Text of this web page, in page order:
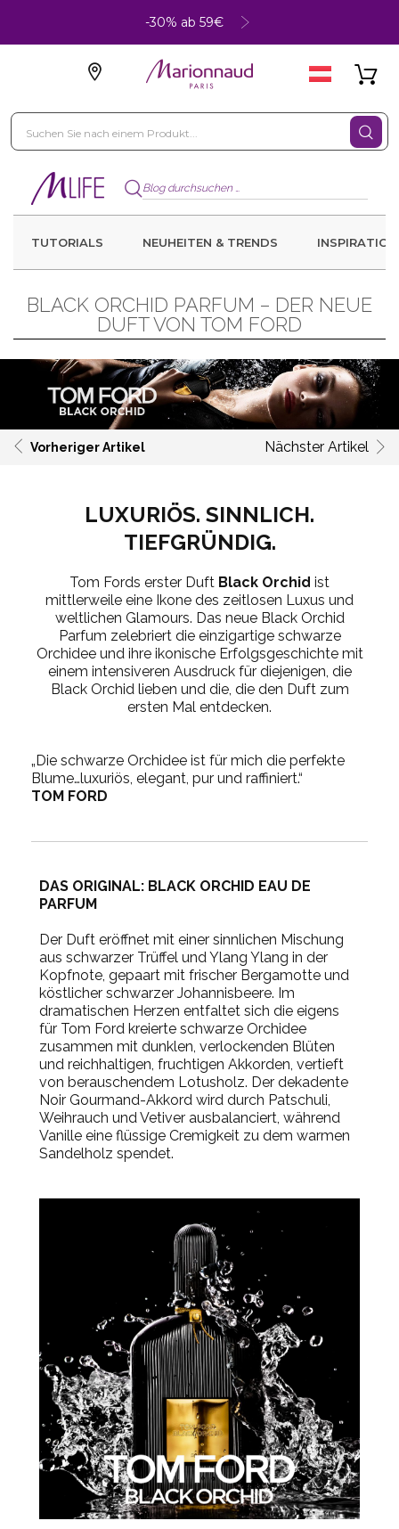
-30% ab 59€
TUTORIALS NEUHEITEN & TRENDS INSPIRATION
BLACK ORCHID PARFUM – DER NEUE
DUFT VON TOM FORD
Vorheriger Artikel Nächster Artikel
LUXURIÖS. SINNLICH.
TIEFGRÜNDIG.
Tom Fords erster Duft Black Orchid ist
mittlerweile eine Ikone des zeitlosen Luxus und
weltlichen Glamours. Das neue Black Orchid
Parfum zelebriert die einzigartige schwarze
Orchidee und ihre ikonische Erfolgsgeschichte mit
einem intensiveren Ausdruck für diejenigen, die
Black Orchid lieben und die, die den Duft zum
ersten Mal entdecken.
„Die schwarze Orchidee ist für mich die perfekte
Blume…luxuriös, elegant, pur und raffiniert.“
TOM FORD
DAS ORIGINAL: BLACK ORCHID EAU DE
PARFUM
Der Duft eröffnet mit einer sinnlichen Mischung
aus schwarzer Trüffel und Ylang Ylang in der
Kopfnote, gepaart mit frischer Bergamotte und
köstlicher schwarzer Johannisbeere. Im
dramatischen Herzen entfaltet sich die eigens
für Tom Ford kreierte schwarze Orchidee
zusammen mit dunklen, verlockenden Blüten
und reichhaltigen, fruchtigen Akkorden, vertieft
von berauschendem Lotusholz. Der dekadente
Noir Gourmand-Akkord wird durch Patschuli,
Weihrauch und Vetiver ausbalanciert, während
Vanille eine flüssige Cremigkeit zu dem warmen
Sandelholz spendet.